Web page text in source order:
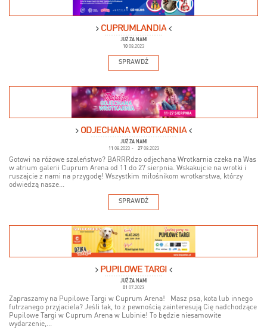
CUPRUMLANDIA
JUŻ ZA NAMI
10 08.2023
SPRAWDŹ
ODJECHANA WROTKARNIA
JUŻ ZA NAMI
11 08.2023 - 2708.2023
Gotowi na różowe szaleństwo? BARRRdzo odjechana Wrotkarnia czeka na Was
w atrium galerii Cuprum Arena od 11 do 27 sierpnia. Wskakujcie na wrotki i
ruszajcie z nami na przygodę! Wszystkim miłośnikom wrotkarstwa, którzy
odwiedzą nasze...
SPRAWDŹ
PUPILOWE TARGI
JUŻ ZA NAMI
01 07.2023
Zapraszamy na Pupilowe Targi w Cuprum Arena! Masz psa, kota lub innego
futrzanego przyjaciela? Jeśli tak, to z pewnością zainteresują Cię nadchodzące
Pupilowe Targi w Cuprum Arena w Lubinie! To będzie niesamowite
wydarzenie,...